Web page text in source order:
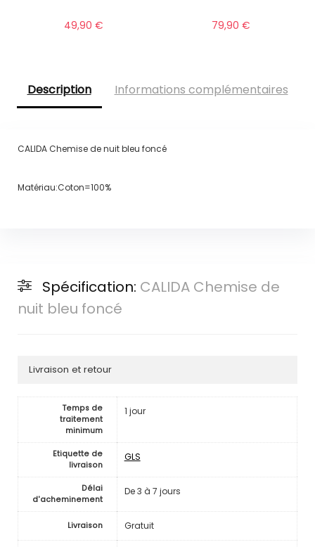
49,90€ 79,90 €
Description Informations complémentaires
CALIDA Chemise de nuit bleu foncé
Matériau:Coton=100%
Spécification: CALIDA Chemise de
nuit bleu foncé
Livraison et retour
Temps de
traitement
minimum
1 jour
Etiquette de
livraison
GLS
Délai
d'acheminement
De 3 à 7 jours
Livraison Gratuit